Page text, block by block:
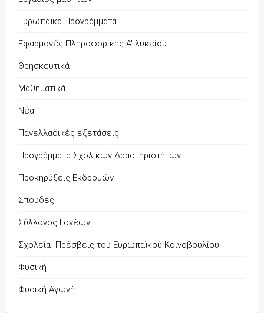
Ευρωπαϊκά Προγράμματα
Εφαρμογές Πληροφορικής Α' λυκείου
Θρησκευτικά
Μαθηματικά
Νέα
Πανελλαδικές εξετάσεις
Προγράμματα Σχολικών Δραστηριοτήτων
Προκηρύξεις Εκδρομών
Σπουδές
Σύλλογος Γονέων
Σχολεία- Πρέσβεις του Ευρωπαϊκού Κοινοβουλίου
Φυσική
Φυσική Αγωγή